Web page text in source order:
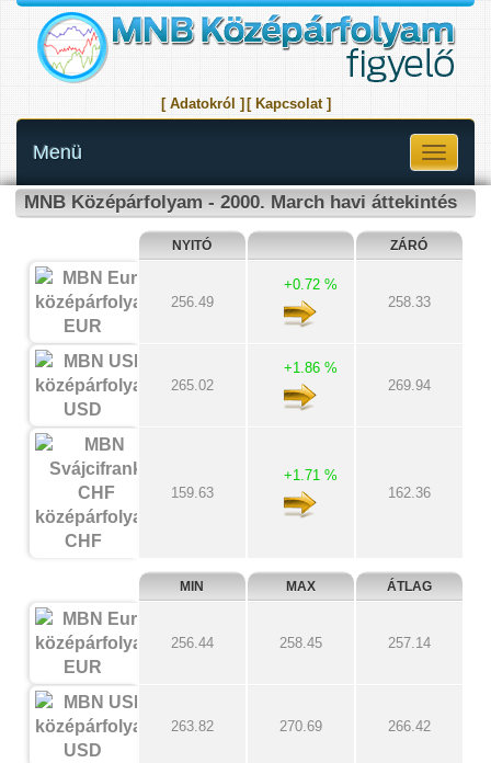
[ Adatokról ] [ Kapcsolat ]
Toggle
Menü
MNB Középárfolyam - 2000. March havi áttekintés
NYITÓ ZÁRÓ
EUR
256.49
+0.72 %
258.33
USD
265.02
+1.86 %
269.94
CHF
159.63
+1.71 %
162.36
MIN MAX ÁTLAG
EUR
256.44 258.45 257.14
USD
263.82 270.69 266.42